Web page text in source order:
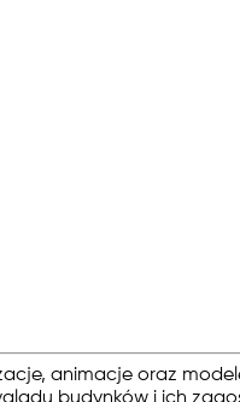
animacje oraz
budynków i ich